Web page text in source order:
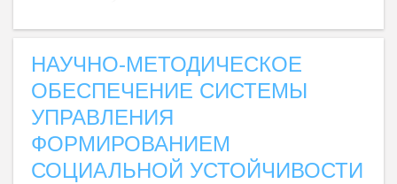
НАУЧНО-МЕТОДИЧЕСКОЕ
ОБЕСПЕЧЕНИЕ СИСТЕМЫ
УПРАВЛЕНИЯ
ФОРМИРОВАНИЕМ
СОЦИАЛЬНОЙ УСТОЙЧИВОСТИ